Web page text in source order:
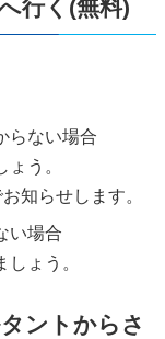
行く(無料)
らない場合
う。
知らせします。
い場合
ょう。
ントからさ